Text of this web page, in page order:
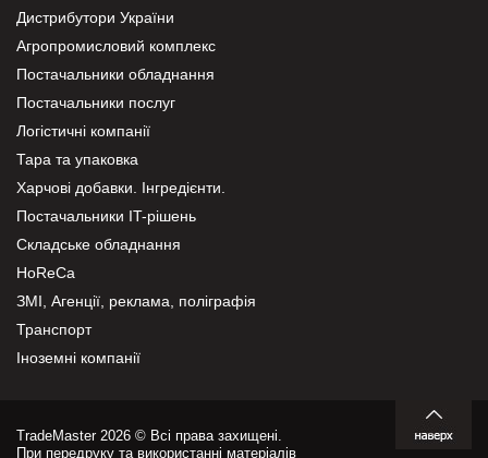
Дистрибутори України
Агропромисловий комплекс
Постачальники обладнання
Постачальники послуг
Логістичні компанії
Тара та упаковка
Харчові добавки. Інгредієнти.
Постачальники IT-рішень
Складське обладнання
HoReCa
ЗМІ, Агенції, реклама, поліграфія
Транспорт
Іноземні компанії
TradeMaster 2026 © Всі права захищені.
При передруку та використанні матеріалів